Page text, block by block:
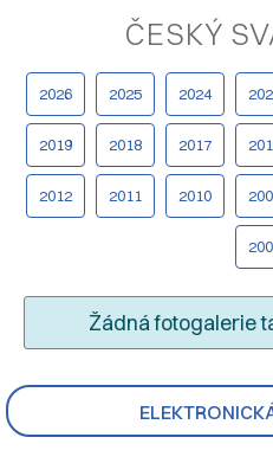
ČESKÝ
2026 2025 2024
2019 2018 2017
2012 2011 2010
Žádná fotogalerie